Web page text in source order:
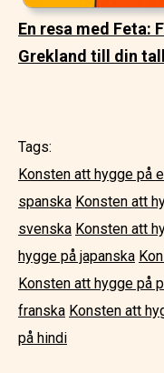
En resa med Feta:
Grekland till din
Tags:
Konsten att hygge på
spanska Konsten att
svenska Konsten att
hygge på japanska
Konsten att hygge på
franska Konsten att
på hindi